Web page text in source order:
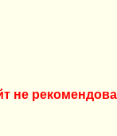
не